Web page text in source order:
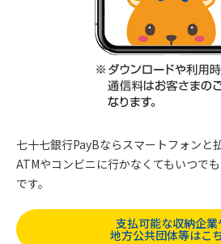
七十七銀行PayBならスマートフォンと
ATMやコンビニに行かなくてもいつで
です。
支払可能な収納企業
地方公共団体等はこ